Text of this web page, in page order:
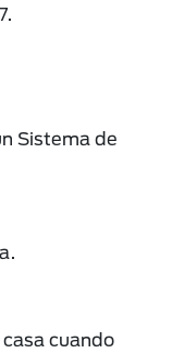
Sistema de
cuando